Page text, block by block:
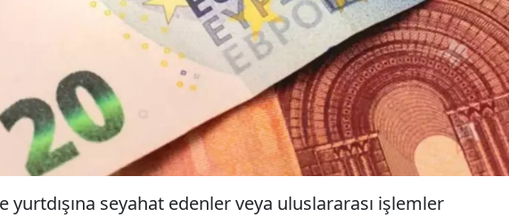
yurtdışına seyahat edenler veya uluslararası işlemler